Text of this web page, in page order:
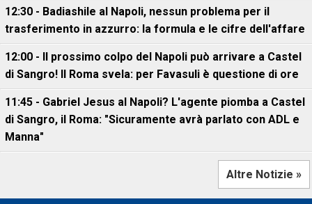
12:30 - Badiashile al Napoli, nessun problema per il
trasferimento in azzurro: la formula e le cifre dell'affare
12:00 - Il prossimo colpo del Napoli può arrivare a Castel
di Sangro! Il Roma svela: per Favasuli è questione di ore
11:45 - Gabriel Jesus al Napoli? L'agente piomba a Castel
di Sangro, il Roma: "Sicuramente avrà parlato con ADL e
Manna"
Altre Notizie »